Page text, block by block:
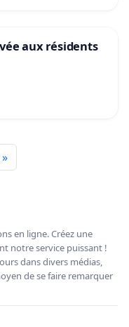
aux résidents
»
en ligne. Créez une
notre service puissant !
dans divers médias,
de se faire remarquer